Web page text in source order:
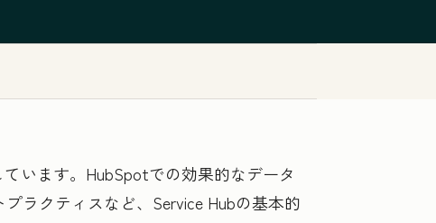
います。HubSpotでの効果的なデータ
ラクティスなど、Service Hubの基本的